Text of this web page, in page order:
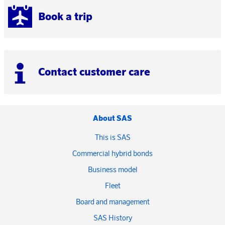
Book a trip
Contact customer care
About SAS
This is SAS
Commercial hybrid bonds
Business model
Fleet
Board and management
SAS History